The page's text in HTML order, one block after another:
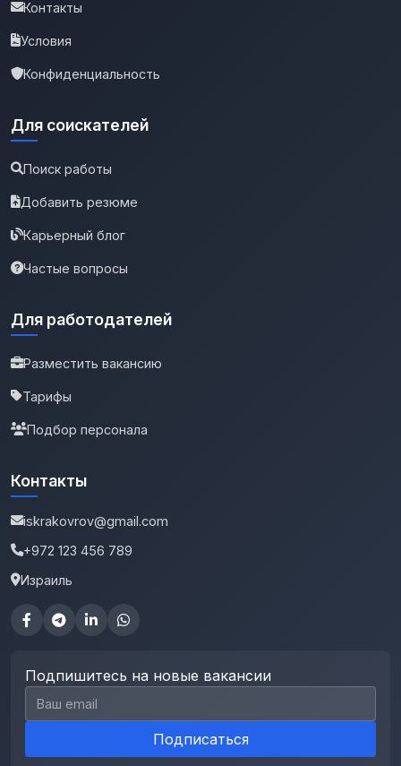
Контакты
Условия
Конфиденциальность
Для соискателей
Поиск работы
Добавить резюме
Карьерный блог
Частые вопросы
Для работодателей
Разместить вакансию
Тарифы
Подбор персонала
Контакты
iskrakovrov@gmail.com
+972 123 456 789
Израиль
Подпишитесь на новые вакансии
Email для подписки
Подписаться